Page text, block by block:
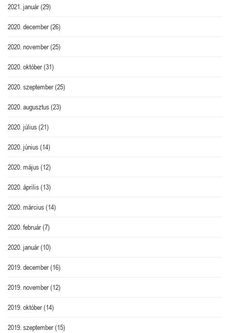
2021. január(29)
2020. december(26)
2020. november(25)
2020. október(31)
2020. szeptember(25)
2020. augusztus(23)
2020. július(21)
2020. június(14)
2020. május(12)
2020. április(13)
2020. március(14)
2020. február(7)
2020. január(10)
2019. december(16)
2019. november(12)
2019. október(14)
2019. szeptember(15)